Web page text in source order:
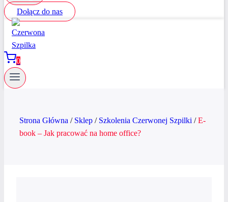
Dołącz do nas
0
Strona Główna / Sklep / Szkolenia Czerwonej Szpilki / E-
book – Jak pracować na home office?